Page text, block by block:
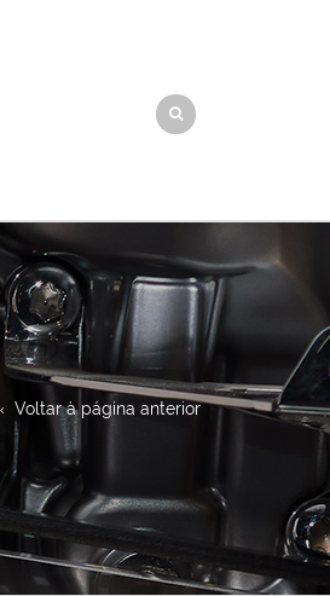
Voltar à página anterior